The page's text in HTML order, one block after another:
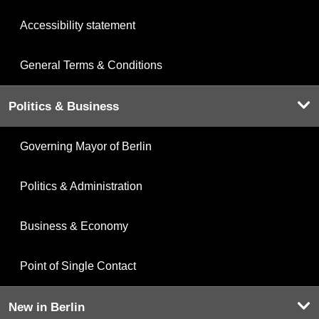
Accessibility statement
General Terms & Conditions
Politics & Business
Governing Mayor of Berlin
Politics & Administration
Business & Economy
Point of Single Contact
New in Berlin